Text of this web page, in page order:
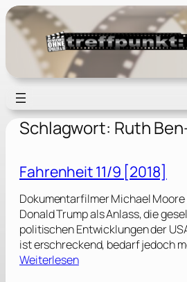
Zum
Inhalt
springen
Schlagwort: Ruth
Fahrenheit 11/9 [2018]
Dokumentarfilmer Michael Moore
Donald Trump als Anlass, die
politischen Entwicklungen der
ist erschreckend, bedarf jedoch
Weiterlesen: